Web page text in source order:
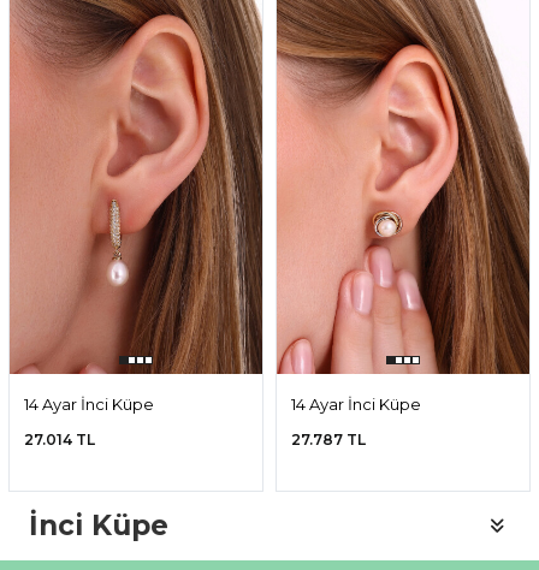
14 Ayar İnci Küpe
27.014 TL
TÜKENDI
14 Ayar İnci Küpe
27.787 TL
İnci Küpe